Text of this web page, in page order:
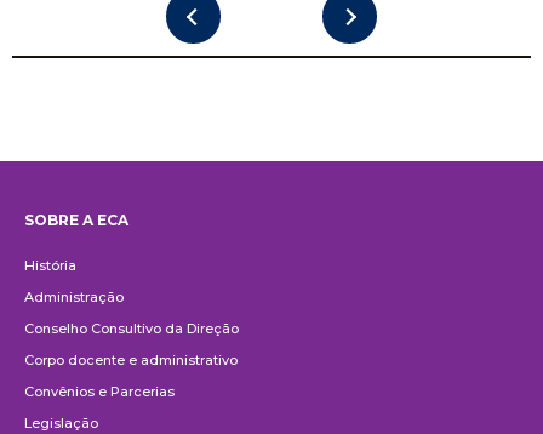
SOBRE A ECA
História
Administração
Conselho Consultivo da Direção
Corpo docente e administrativo
Convênios e Parcerias
Legislação